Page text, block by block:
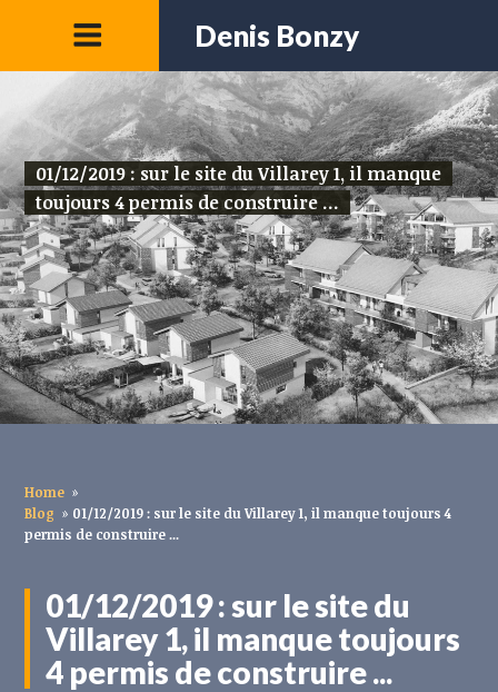
Denis Bonzy
01/12/2019 : sur le site du Villarey 1, il manque
toujours 4 permis de construire ...
Home »
Blog » 01/12/2019 : sur le site du Villarey 1, il manque toujours 4
permis de construire ...
01/12/2019 : sur le site du
Villarey 1, il manque toujours
4 permis de construire ...